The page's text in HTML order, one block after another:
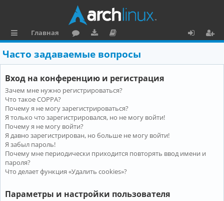
ы
л
к
и
Главная
ру
м
ру
зк
и
ку
м
е
н
та
ц
и
я
о
и
Часто задаваемые вопросы
Вход на конференцию и регистрация
Зачем мне нужно регистрироваться?
Что такое COPPA?
Почему я не могу зарегистрироваться?
Я только что зарегистрировался, но не могу войти!
Почему я не могу войти?
Я давно зарегистрирован, но больше не могу войти!
Я забыл пароль!
Почему мне периодически приходится повторять ввод имени и
пароля?
Что делает функция «Удалить cookies»?
Параметры и настройки пользователя